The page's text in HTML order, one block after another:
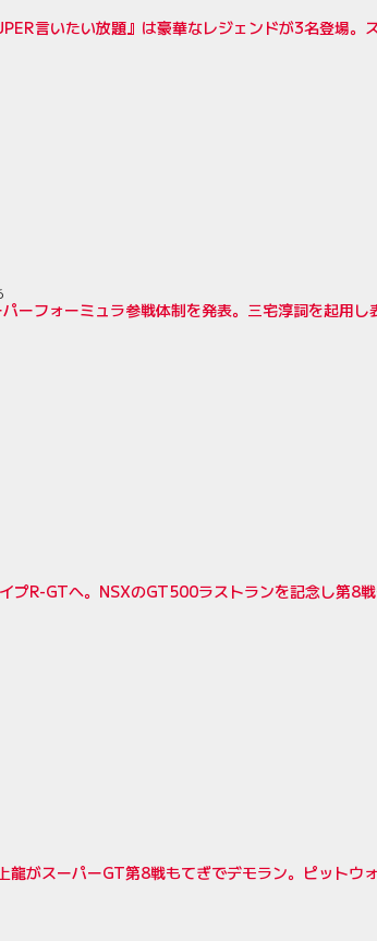
言いたい放題』は豪華なレジェンドが3名登場。
ーフォーミュラ参戦体制を発表。三宅淳詞を起用し
プR-GTへ。NSXのGT500ラストランを記念し第8
龍がスーパーGT第8戦もてぎでデモラン。ピットウ